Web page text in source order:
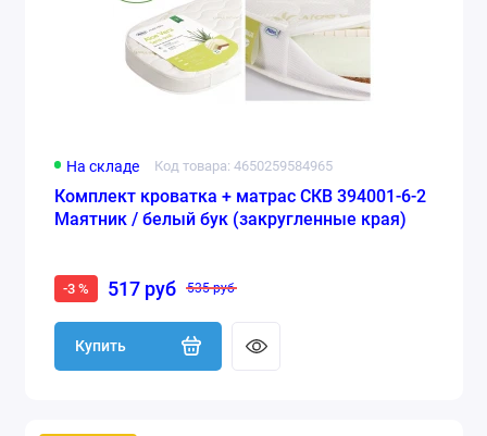
На складе Код товара: 4650259584965
Комплект кроватка + матрас СКВ 394001-6-2
Маятник / белый бук (закругленные края)
-3 % 517 руб 535 руб
Купить